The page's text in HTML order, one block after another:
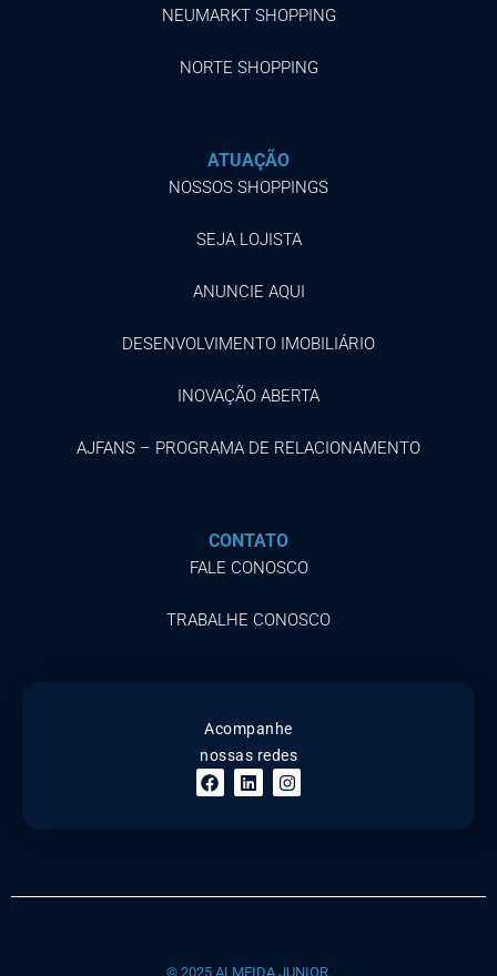
NEUMARKT SHOPPING
NORTE SHOPPING
ATUAÇÃO
NOSSOS SHOPPINGS
SEJA LOJISTA
ANUNCIE AQUI
DESENVOLVIMENTO IMOBILIÁRIO
INOVAÇÃO ABERTA
AJFANS – PROGRAMA DE RELACIONAMENTO
CONTATO
FALE CONOSCO
TRABALHE CONOSCO
Acompanhe
nossas redes
© 2025 ALMEIDA JUNIOR.